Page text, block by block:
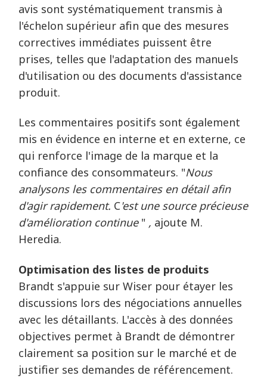
avis sont systématiquement transmis à
l'échelon supérieur afin que des mesures
correctives immédiates puissent être
prises, telles que l'adaptation des manuels
d'utilisation ou des documents d'assistance
produit.
Les commentaires positifs sont également
mis en évidence en interne et en externe, ce
qui renforce l'image de la marque et la
confiance des consommateurs. "Nous
analysons les commentaires en détail afin
d'agir rapidement. C'est une source précieuse
d'amélioration continue" , ajoute M.
Heredia.
Optimisation des listes de produits
Brandt s'appuie sur Wiser pour étayer les
discussions lors des négociations annuelles
avec les détaillants. L'accès à des données
objectives permet à Brandt de démontrer
clairement sa position sur le marché et de
justifier ses demandes de référencement.